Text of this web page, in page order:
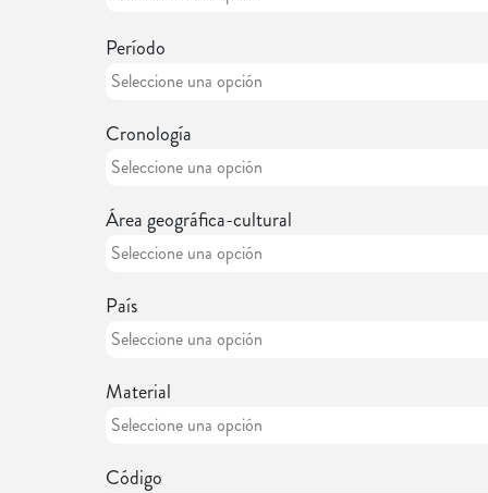
Período
Cronología
Área geográfica-cultural
País
Material
Código